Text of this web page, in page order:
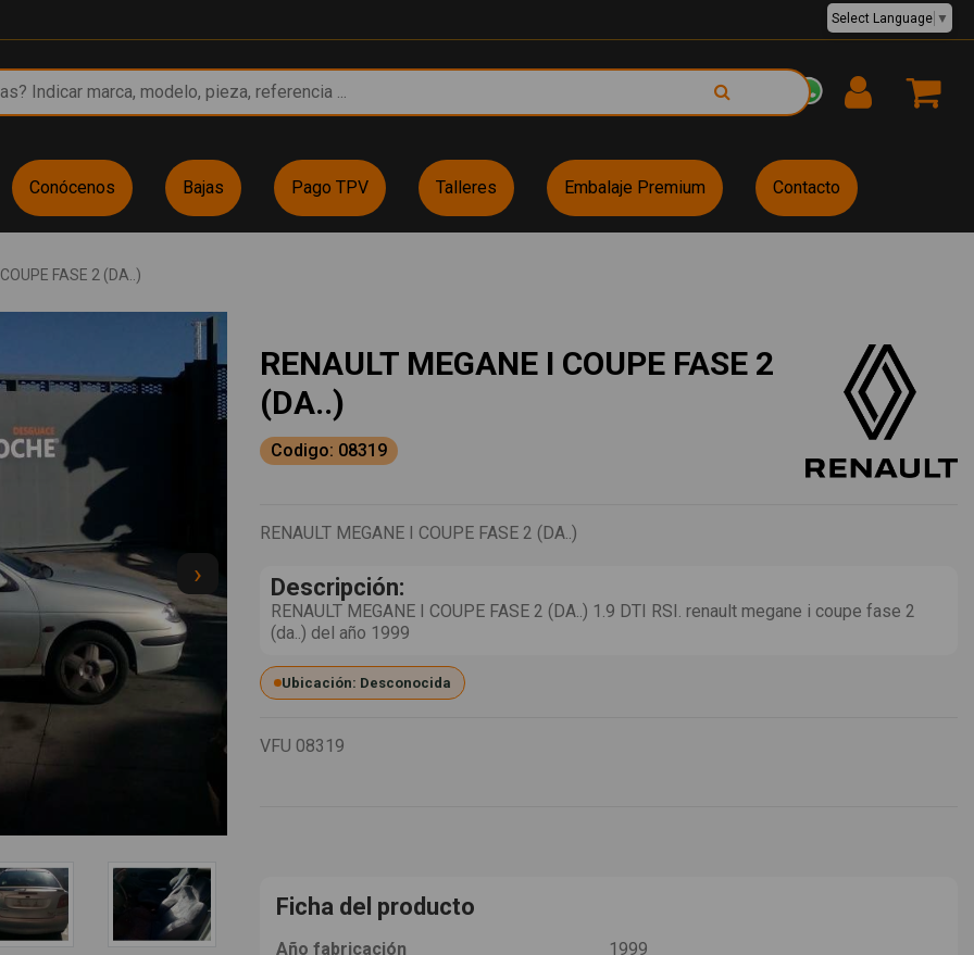
EUR €
Select Language ▼
Conócenos Bajas Pago TPV Talleres Embalaje Premium Contacto
FASE 2 (DA..)
›
RENAULT MEGANE I COUPE FASE 2
(DA..)
Codigo: 08319
RENAULT MEGANE I COUPE FASE 2 (DA..)
Descripción:
RENAULT MEGANE I COUPE FASE 2 (DA..) 1.9 DTI RSI. renault megane i coupe fase 2
(da..) del año 1999
Ubicación: Desconocida
VFU 08319
Ficha del producto
Año fabricación
1999